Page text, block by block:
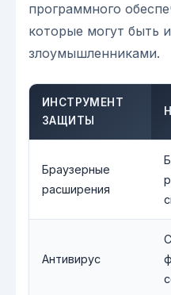
программного
которые могут быть
злоумышленниками.
ИНСТРУМЕНТ
ЗАЩИТЫ
Браузерные
расширения
Антивирус